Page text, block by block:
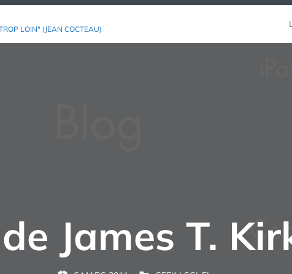
LOIN" (JEAN COCTEAU)
James T.